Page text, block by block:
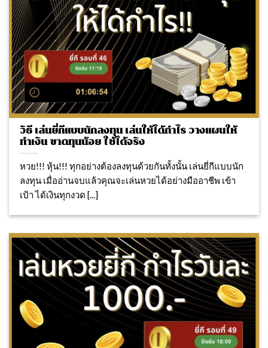
วิธี เล่นยี่กีแบบนักลงทุน เล่นให้ได้กำไร วางแผนให้
ทำเงิน ขาดทุนน้อย ใช้ได้จริง
หวย!!! หุ้น!!! ทุกอย่างต้องลงทุนด้วยกันทั้งนั้น เล่นยี่กีแบบนัก
ลงทุน เมื่ออ่านจบแล้วคุณจะเล่นหวยได้อย่างมืออาชีพ เข้า
เป้า ได้เงินทุกงวด [...]